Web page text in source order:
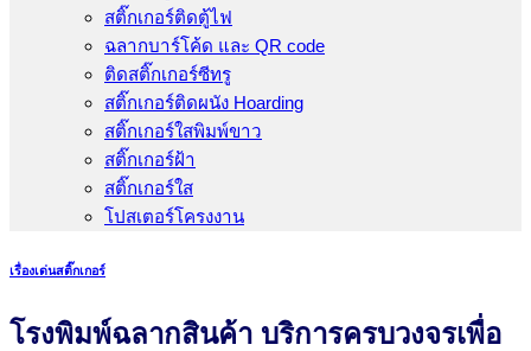
สติ๊กเกอร์ติดตู้ไฟ
ฉลากบาร์โค้ด และ QR code
ติดสติ๊กเกอร์ซีทรู
สติ๊กเกอร์ติดผนัง Hoarding
สติ๊กเกอร์ใสพิมพ์ขาว
สติ๊กเกอร์ฝ้า
สติ๊กเกอร์ใส
โปสเตอร์โครงงาน
เรื่องเด่นสติ๊กเกอร์
โรงพิมพ์ฉลากสินค้า บริการครบวงจรเพื่อ